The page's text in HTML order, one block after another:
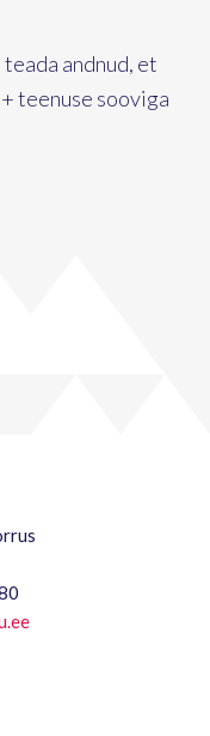
andnud, et
teenuse sooviga